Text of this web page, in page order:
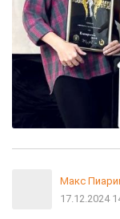
Макс
17.12.2024